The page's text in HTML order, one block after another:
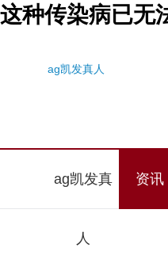
这种传染病已无
ag凯发真人
ag凯发真
人
资讯